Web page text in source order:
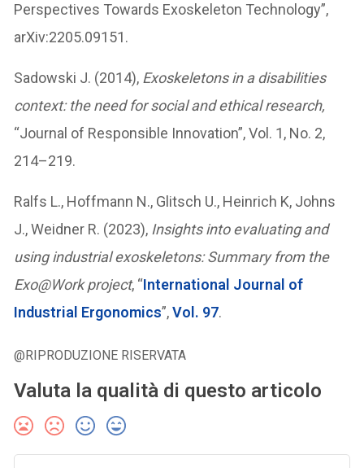
Perspectives Towards Exoskeleton Technology”,
arXiv:2205.09151.
Sadowski J. (2014), Exoskeletons in a disabilities
context: the need for social and ethical research,
“Journal of Responsible Innovation”, Vol. 1, No. 2,
214–219.
Ralfs L., Hoffmann N., Glitsch U., Heinrich K, Johns
J., Weidner R. (2023), Insights into evaluating and
using industrial exoskeletons: Summary from the
Exo@Work project, “International Journal of
Industrial Ergonomics”,Vol. 97.
@RIPRODUZIONE RISERVATA
Valuta la qualità di questo articolo